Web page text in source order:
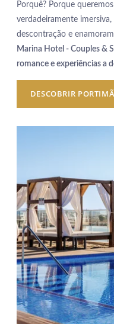
Porquê? Porque
verdadeiramente
descontração e
Marina Hotel - Couples &
romance e experiências a
DESCOBRIR